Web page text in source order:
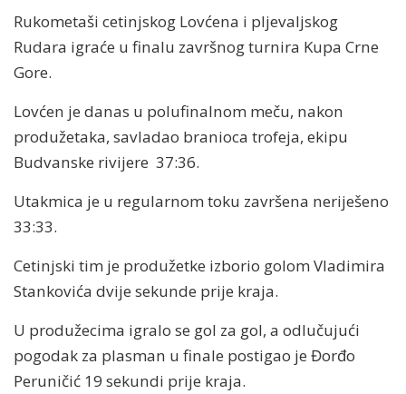
Rukometaši cetinjskog Lovćena i pljevaljskog
Rudara igraće u finalu završnog turnira Kupa Crne
Gore.
Lovćen je danas u polufinalnom meču, nakon
produžetaka, savladao branioca trofeja, ekipu
Budvanske rivijere 37:36.
Utakmica je u regularnom toku završena neriješeno
33:33.
Cetinjski tim je produžetke izborio golom Vladimira
Stankovića dvije sekunde prije kraja.
U produžecima igralo se gol za gol, a odlučujući
pogodak za plasman u finale postigao je Đorđo
Peruničić 19 sekundi prije kraja.